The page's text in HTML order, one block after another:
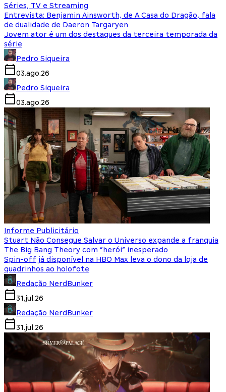
Séries, TV e Streaming
Entrevista: Benjamin Ainsworth, de A Casa do Dragão, fala
de dualidade de Daeron Targaryen
Jovem ator é um dos destaques da terceira temporada da
série
Pedro Siqueira
03.ago.26
Pedro Siqueira
03.ago.26
Informe Publicitário
Stuart Não Consegue Salvar o Universo expande a franquia
The Big Bang Theory com “herói” inesperado
Spin-off já disponível na HBO Max leva o dono da loja de
quadrinhos ao holofote
Redação NerdBunker
31.jul.26
Redação NerdBunker
31.jul.26